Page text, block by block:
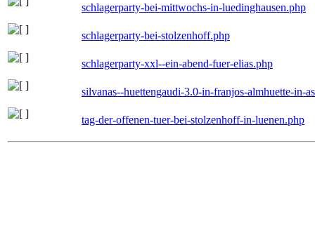
schlagerparty-bei-mittwochs-in-luedinghausen.php
schlagerparty-bei-stolzenhoff.php
schlagerparty-xxl--ein-abend-fuer-elias.php
silvanas--huettengaudi-3.0-in-franjos-almhuette-in-
tag-der-offenen-tuer-bei-stolzenhoff-in-luenen.php